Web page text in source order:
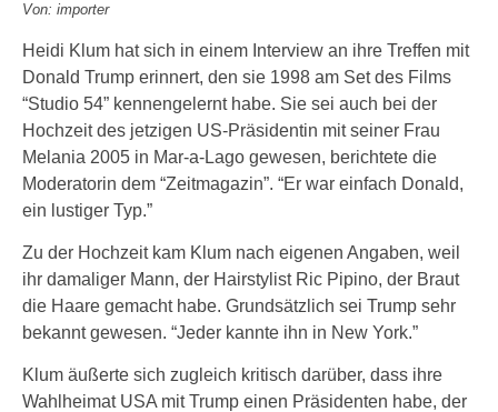
Von: importer
Heidi Klum hat sich in einem Interview an ihre Treffen mit
Donald Trump erinnert, den sie 1998 am Set des Films
“Studio 54” kennengelernt habe. Sie sei auch bei der
Hochzeit des jetzigen US-Präsidentin mit seiner Frau
Melania 2005 in Mar-a-Lago gewesen, berichtete die
Moderatorin dem “Zeitmagazin”. “Er war einfach Donald,
ein lustiger Typ.”
Zu der Hochzeit kam Klum nach eigenen Angaben, weil
ihr damaliger Mann, der Hairstylist Ric Pipino, der Braut
die Haare gemacht habe. Grundsätzlich sei Trump sehr
bekannt gewesen. “Jeder kannte ihn in New York.”
Klum äußerte sich zugleich kritisch darüber, dass ihre
Wahlheimat USA mit Trump einen Präsidenten habe, der